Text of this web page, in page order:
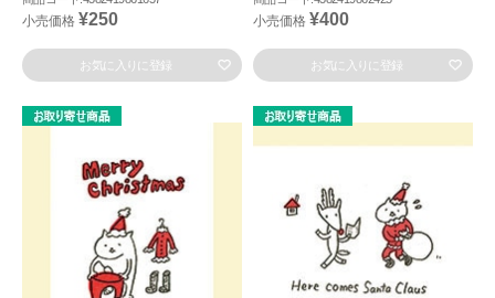
小売価格 ¥250
お気に入りに登録
小売価格 ¥400
お気に入りに登録